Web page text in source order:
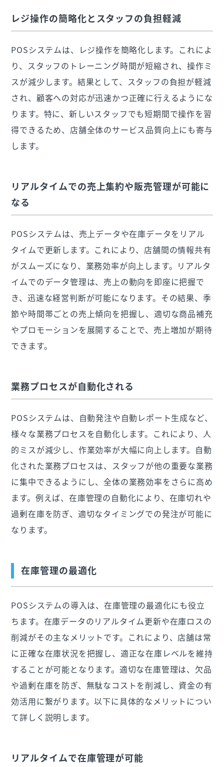
レジ操作の簡略化とスタッフの負担軽減
POSシステムは、レジ操作を簡略化します。これによ
り、スタッフのトレーニング時間が短縮され、操作ミ
スが減少します。結果として、スタッフの負担が軽減
され、顧客への対応が迅速かつ正確に行えるようにな
ります。特に、新しいスタッフでも短期間で操作を習
得できるため、店舗全体のサービス品質向上にも寄与
します。
リアルタイムでの売上集約や販売管理が可能に
なる
POSシステムは、売上データや在庫データをリアル
タイムで更新します。これにより、店舗間の情報共有
がスムーズになり、業務効率が向上します。リアルタ
イムでのデータ管理は、売上の動向を即座に把握で
き、迅速な経営判断が可能になります。その結果、季
節や時間帯ごとの売上傾向を把握し、適切な商品補充
やプロモーションを展開することで、売上増加が期待
できます。
業務プロセスが自動化される
POSシステムは、自動発注や自動レポート生成など、
様々な業務プロセスを自動化します。これにより、人
的ミスが減少し、作業効率が大幅に向上します。自動
化された業務プロセスは、スタッフが他の重要な業務
に集中できるようにし、全体の業務効率をさらに高め
ます。例えば、在庫管理の自動化により、在庫切れや
過剰在庫を防ぎ、適切なタイミングでの発注が可能に
なります。
在庫管理の最適化
POSシステムの導入は、在庫管理の最適化にも役立
ちます。在庫データのリアルタイム更新や在庫ロスの
削減がその主なメリットです。これにより、店舗は常
に正確な在庫状況を把握し、適正な在庫レベルを維持
することが可能となります。適切な在庫管理は、欠品
や過剰在庫を防ぎ、無駄なコストを削減し、資金の有
効活用に繋がります。以下に具体的なメリットについ
て詳しく説明します。
リアルタイムで在庫管理が可能